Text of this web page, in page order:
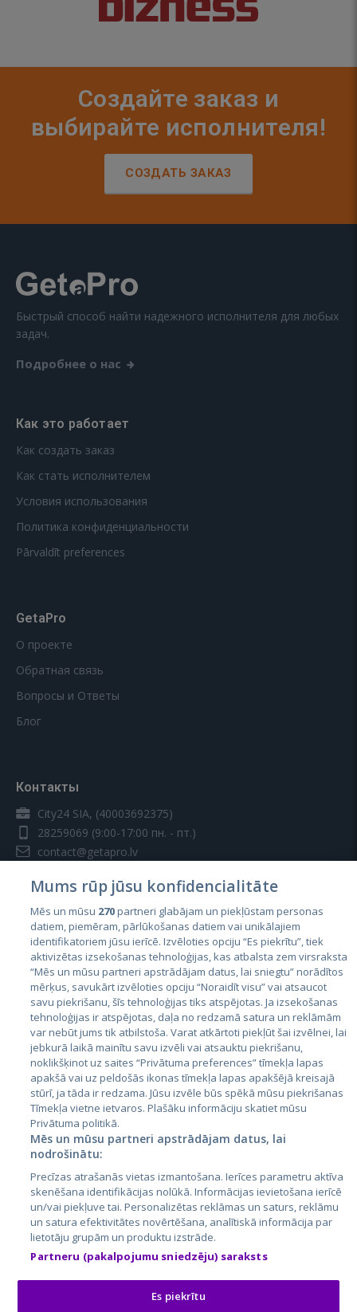
Создайте заказ и
выбирайте исполнителя!
СОЗДАТЬ ЗАКАЗ
Быстрый способ найти надежного исполнителя для любых
задач.
Подробнее о нас
Как это работает
Как создать заказ
Как стать исполнителем
Условия использования
Политика конфиденциальности
Pārvaldīt preferences
GetaPro
О проекте
Обратная связь
Вопросы и Ответы
Блог
Контакты
City24 SIA, (40003692375)
28259069 (9:00-17:00 пн. - пт.)
contact@getapro.lv
Страны
Эстония
Латвия
Литва
City24.lv
City24.ee
GetaPro.lv
GetaPro.ee
Skelbiu.lt
Autoplius.lt
Aruodas.lt
CVbankas.lt
Kainos.lt
Paslaugos.lt
auto24.ee
Osta.ee
KuldneBörs.ee
Mums rūp jūsu konfidencialitāte
Mēs un mūsu 270partneri glabājam un piekļūstam personas
datiem, piemēram, pārlūkošanas datiem vai unikālajiem
identifikatoriem jūsu ierīcē. Izvēloties opciju “Es piekrītu”, tiek
aktivizētas izsekošanas tehnoloģijas, kas atbalsta zem virsraksta
“Mēs un mūsu partneri apstrādājam datus, lai sniegtu” norādītos
mērķus, savukārt izvēloties opciju “Noraidīt visu” vai atsaucot
savu piekrišanu, šīs tehnoloģijas tiks atspējotas. Ja izsekošanas
tehnoloģijas ir atspējotas, daļa no redzamā satura un reklāmām
var nebūt jums tik atbilstoša. Varat atkārtoti piekļūt šai izvēlnei, lai
jebkurā laikā mainītu savu izvēli vai atsauktu piekrišanu,
noklikšķinot uz saites “Privātuma preferences” tīmekļa lapas
apakšā vai uz peldošās ikonas tīmekļa lapas apakšējā kreisajā
stūrī, ja tāda ir redzama. Jūsu izvēle būs spēkā mūsu piekrišanas
Tīmekļa vietne ietvaros. Plašāku informāciju skatiet mūsu
Privātuma politikā.
Mēs un mūsu partneri apstrādājam datus, lai
nodrošinātu:
Precīzas atrašanās vietas izmantošana. Ierīces parametru aktīva
skenēšana identifikācijas nolūkā. Informācijas ievietošana ierīcē
un/vai piekļuve tai. Personalizētas reklāmas un saturs, reklāmu
un satura efektivitātes novērtēšana, analītiskā informācija par
lietotāju grupām un produktu izstrāde.
Partneru (pakalpojumu sniedzēju) saraksts
Es piekrītu